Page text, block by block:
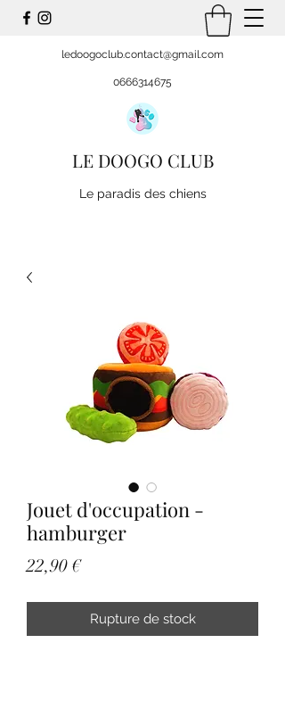
ledoogoclub.contact@gmail.com
0666314675
LE DOOGO CLUB
Le paradis des chiens
Jouet d'occupation -
hamburger
22,90 €Prix
Rupture de stock